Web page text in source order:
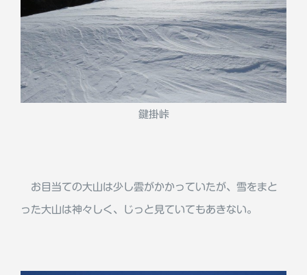
鍵掛峠
お目当ての大山は少し雲がかかっていたが、雪をまと
った大山は神々しく、じっと見ていてもあきない。